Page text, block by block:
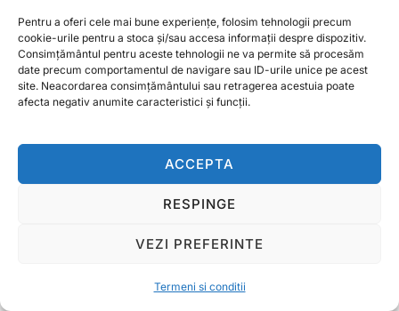
Pentru a oferi cele mai bune experiențe, folosim tehnologii precum
cookie-urile pentru a stoca și/sau accesa informații despre dispozitiv.
Consimțământul pentru aceste tehnologii ne va permite să procesăm
date precum comportamentul de navigare sau ID-urile unice pe acest
site. Neacordarea consimțământului sau retragerea acestuia poate
afecta negativ anumite caracteristici și funcții.
ACCEPTA
RESPINGE
VEZI PREFERINTE
Termeni si conditii
CITEȘTE MAI MULT
Copyright © 2026 Ralcom Utilaje Agricole